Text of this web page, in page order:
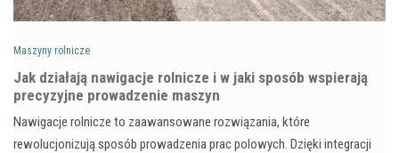
Maszyny rolnicze
Jak działają nawigacje rolnicze i w jaki sposób wspierają
precyzyjne prowadzenie maszyn
Nawigacje rolnicze to zaawansowane rozwiązania, które
rewolucjonizują sposób prowadzenia prac polowych. Dzięki integracji